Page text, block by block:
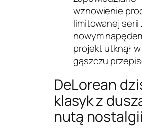
wznowienie
limitowanej serii
nowym
projekt utknął w
gąszczu
DeLorean
klasyk z
nutą nostalgii